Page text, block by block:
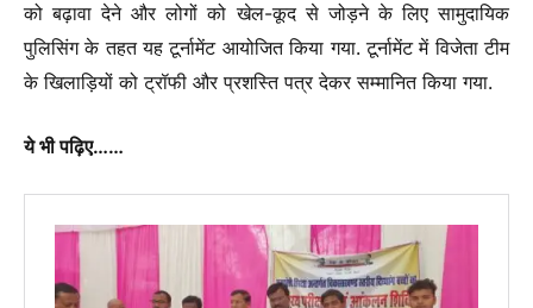
को बढ़ावा देने और लोगों को खेल-कूद से जोड़ने के लिए सामुदायिक
पुलिसिंग के तहत यह टूर्नामेंट आयोजित किया गया. टूर्नामेंट में विजेता टीम
के खिलाड़ियों को ट्रॉफी और प्रशस्ति पत्र देकर सम्मानित किया गया.
ये भी पढ़िए……